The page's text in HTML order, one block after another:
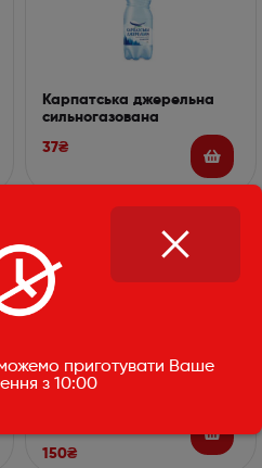
Карпатська джерельна
сильногазована
37₴
Sandora гранатовий
150₴
приготувати Ваше
з 10:00